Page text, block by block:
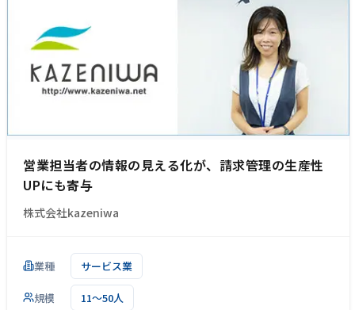
営業担当者の情報の見える化が、請求管理の生産性
UPにも寄与
株式会社kazeniwa
業種 サービス業
規模 11～50人